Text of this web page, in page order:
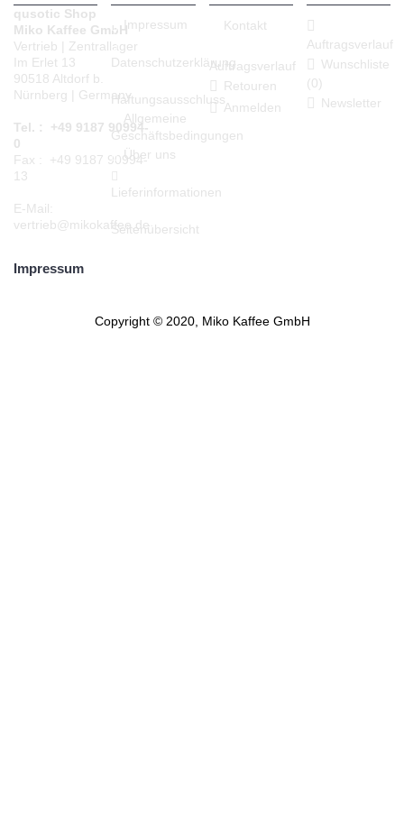
qusotic Shop
Miko Kaffee GmbH
Vertrieb | Zentrallager
Im Erlet 13
90518 Altdorf b.
Nürnberg | Germany
Tel. : +49 9187 90994-
0
Fax : +49 9187 90994-
13
E-Mail:
vertrieb@mikokaffee.de
Impressum
Datenschutzerklärung
Haftungsausschluss
Allgemeine
Geschäftsbedingungen
Über uns
Lieferinformationen
Seitenübersicht
Kontakt
Auftragsverlauf
Retouren
Anmelden
Auftragsverlauf
Wunschliste
(0)
Newsletter
Impressum
Copyright © 2020, Miko Kaffee GmbH